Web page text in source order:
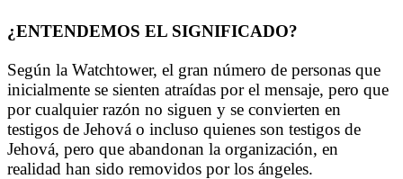
¿ENTENDEMOS EL SIGNIFICADO?
Según la Watchtower, el gran número de personas que
inicialmente se sienten atraídas por el mensaje, pero que
por cualquier razón no siguen y se convierten en
testigos de Jehová o incluso quienes son testigos de
Jehová, pero que abandonan la organización, en
realidad han sido removidos por los ángeles.